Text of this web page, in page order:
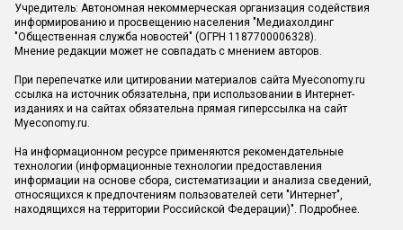
Учредитель: Автономная некоммерческая организация содействия
информированию и просвещению населения "Медиахолдинг
"Общественная служба новостей" (ОГРН 1187700006328).
Мнение редакции может не совпадать с мнением авторов.
При перепечатке или цитировании материалов сайта Myeconomy.ru
ссылка на источник обязательна, при использовании в Интернет-
изданиях и на сайтах обязательна прямая гиперссылка на сайт
Myeconomy.ru.
На информационном ресурсе применяются рекомендательные
технологии (информационные технологии предоставления
информации на основе сбора, систематизации и анализа сведений,
относящихся к предпочтениям пользователей сети "Интернет",
находящихся на территории Российской Федерации)". Подробнее.